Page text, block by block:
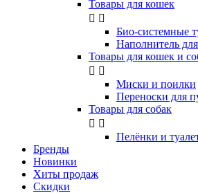
Товары для кошек
 
Био-системные
Наполнитель
Товары для кошек и
 
Миски и поилки
Переноски для
Товары для собак
 
Пелёнки и
Бренды
Новинки
Хиты продаж
Скидки